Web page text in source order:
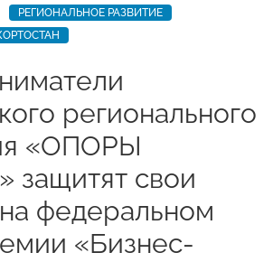
РЕГИОНАЛЬНОЕ РАЗВИТИЕ
регионального
«ОПОРЫ
свои
федеральном
«Бизнес-